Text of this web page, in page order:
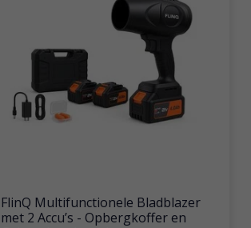
FlinQ Multifunctionele Bladblazer
met 2 Accu’s - Opbergkoffer en